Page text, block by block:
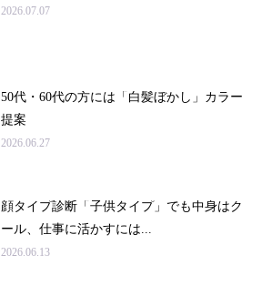
2026.07.07
50代・60代の方には「白髪ぼかし」カラー
提案
2026.06.27
顔タイプ診断「子供タイプ」でも中身はク
ール、仕事に活かすには...
2026.06.13